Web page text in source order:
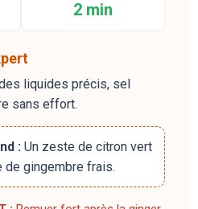
2 min
liquides précis, sel
sans effort.
: Un zeste de citron vert
de gingembre frais.